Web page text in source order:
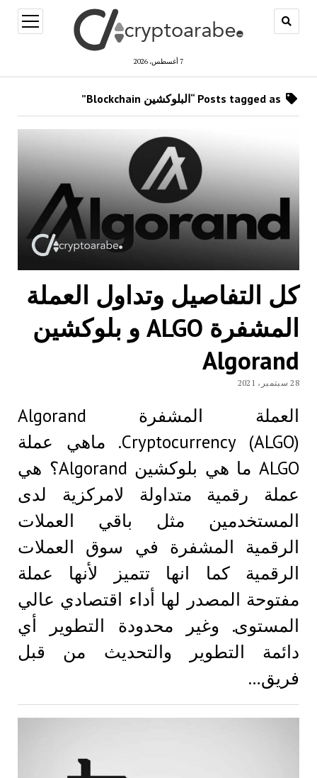
7 أغسطس، 2026
open
menu
كل التفاصيل وتداول العملة
المشفرة ALGO و بلوكشين
Algorand
28 سبتمبر، 2021
العملة المشفرة Algorand
Cryptocurrency (ALGO). ماهي عملة
ALGO ما هي بلوكشين Algorand؟ هي
عملة رقمية متداولة لامركزية لدى
المستخدمين مثل باقي العملات
الرقمية المشفرة في سوق العملات
الرقمية كما انها تتميز لأنها عملة
مفتوحة المصدر لها أداء اقتصادي عالي
المستوى. وغير محدودة التطوير أي
دائمة التطوير والتحديث من قبل
فريق…